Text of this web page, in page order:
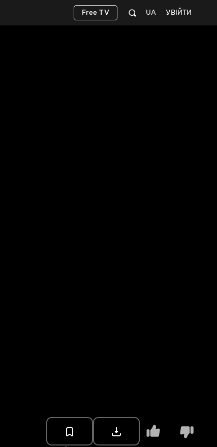
УВІЙТИ
UA
Free TV